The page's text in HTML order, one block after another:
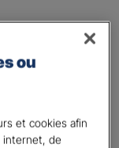
ou
et cookies afin
internet, de